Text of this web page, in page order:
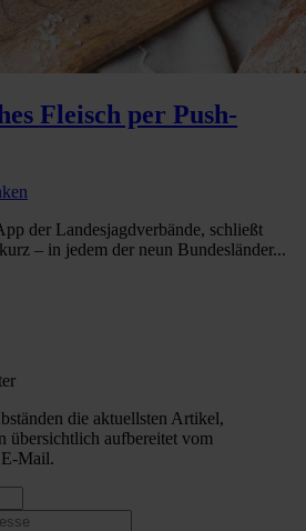
Fleisch per Push-
der Landesjagdverbände, schließt
– in jedem der neun Bundesländer...
die aktuellsten Artikel,
übersichtlich aufbereitet vom
Mail.